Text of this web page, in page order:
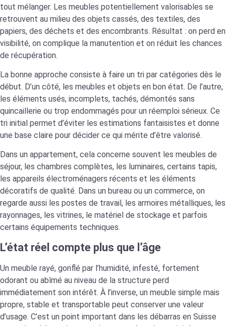
tout mélanger. Les meubles potentiellement valorisables se
retrouvent au milieu des objets cassés, des textiles, des
papiers, des déchets et des encombrants. Résultat : on perd en
visibilité, on complique la manutention et on réduit les chances
de récupération.
La bonne approche consiste à faire un tri par catégories dès le
début. D’un côté, les meubles et objets en bon état. De l’autre,
les éléments usés, incomplets, tachés, démontés sans
quincaillerie ou trop endommagés pour un réemploi sérieux. Ce
tri initial permet d’éviter les estimations fantaisistes et donne
une base claire pour décider ce qui mérite d’être valorisé.
Dans un appartement, cela concerne souvent les meubles de
séjour, les chambres complètes, les luminaires, certains tapis,
les appareils électroménagers récents et les éléments
décoratifs de qualité. Dans un bureau ou un commerce, on
regarde aussi les postes de travail, les armoires métalliques, les
rayonnages, les vitrines, le matériel de stockage et parfois
certains équipements techniques.
L’état réel compte plus que l’âge
Un meuble rayé, gonflé par l’humidité, infesté, fortement
odorant ou abîmé au niveau de la structure perd
immédiatement son intérêt. À l’inverse, un meuble simple mais
propre, stable et transportable peut conserver une valeur
d’usage. C’est un point important dans les débarras en Suisse